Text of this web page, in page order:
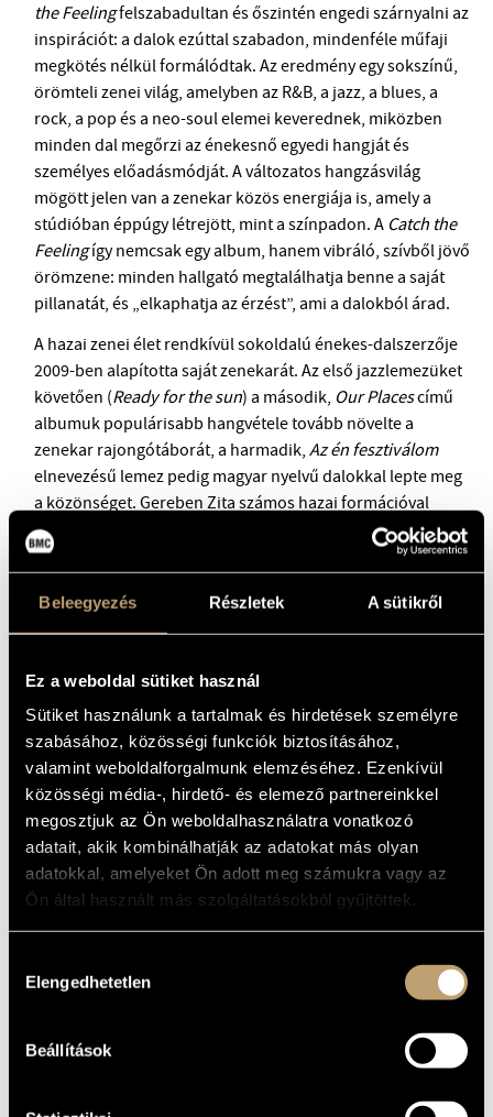
Beleegyezés Részletek A sütikről
Ez a weboldal sütiket használ
Sütiket használunk a tartalmak és hirdetések személyre
szabásához, közösségi funkciók biztosításához,
valamint weboldalforgalmunk elemzéséhez. Ezenkívül
közösségi média-, hirdető- és elemező partnereinkkel
megosztjuk az Ön weboldalhasználatra vonatkozó
adatait, akik kombinálhatják az adatokat más olyan
adatokkal, amelyeket Ön adott meg számukra vagy az
Ön által használt más szolgáltatásokból gyűjtöttek.
kiválasztása
Elengedhetetlen
Beállítások
BMC RECORDS
ZENEI INFORMÁCIÓS KÖZPONT ÉS KÖNYVTÁR
BMC NEMZETKÖZI CIMBALOMVERSENY 2019
the Feelingfelszabadultan és őszintén engedi szárnyalni az
inspirációt: a dalok ezúttal szabadon, mindenféle műfaji
megkötés nélkül formálódtak. Az eredmény egy sokszínű,
örömteli zenei világ, amelyben az R&B, a jazz, a blues, a
rock, a pop és a neo-soul elemei keverednek, miközben
minden dal megőrzi az énekesnő egyedi hangját és
személyes előadásmódját. A változatos hangzásvilág
mögött jelen van a zenekar közös energiája is, amely a
stúdióban éppúgy létrejött, mint a színpadon. A Catch the
Feelingígy nemcsak egy album, hanem vibráló, szívből jövő
örömzene: minden hallgató megtalálhatja benne a saját
pillanatát, és „elkaphatja az érzést”, ami a dalokból árad.
A hazai zenei élet rendkívül sokoldalú énekes-dalszerzője
2009-ben alapította saját zenekarát. Az első jazzlemezüket
követően (Ready for the sun) a második, Our Placescímű
albumuk populárisabb hangvétele tovább növelte a
zenekar rajongótáborát, a harmadik,Az én fesztiválom
elnevezésű lemez pedig magyar nyelvű dalokkal lepte meg
a közönséget. Gereben Zita számos hazai formációval
dolgozott együtt: az Emil.RuleZ! és a Gringo Sztár tagja volt,
és közreműködött a Modern Art Orchestra, a Transform
produkcióiban. Emellett a mozifilmek világába is tett
kiruccanásokat, olyan betétdalokkal és kisebb szerepekkel,
Majdnem szűz . Zenekara a hazai szcéna elismert és
tehetséges muzsikusaiból áll; a rendkívül összeszokott
csapat bátran nyúl a legkülönfélébb zenei stílusokhoz,
amelyekből egyedi hangzást alakít ki, és lendületes,
szórakoztató estjeiken nagy szerephez jut az improvizáció
szabadsága is.